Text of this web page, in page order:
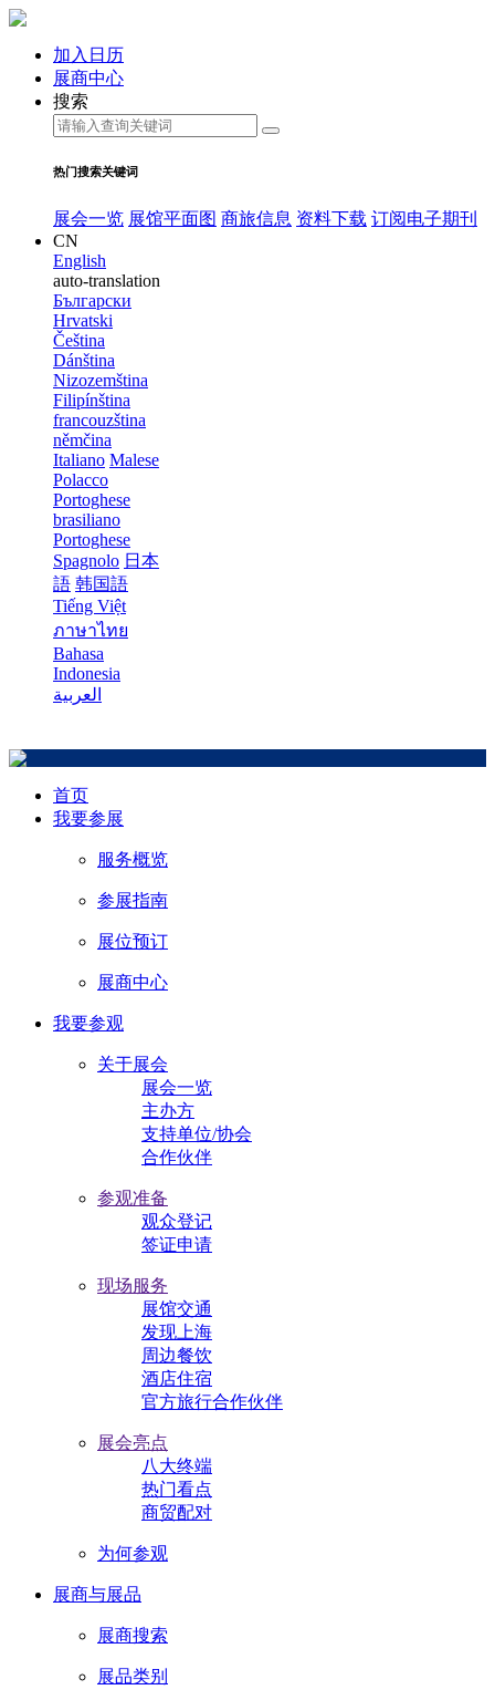
加入日历
展商中心
搜索
热门搜索关键词
展会一览 展馆平面图 商旅信息 资料下载 订阅电子期刊
CN
English
auto-translation
Български
Hrvatski
Čeština
Dánština
Nizozemština
Filipínština
francouzština
němčina
Italiano Malese
Polacco
Portoghese
brasiliano
Portoghese
Spagnolo 日本
語 韩国語
Tiếng Việt
ภาษาไทย
Bahasa
Indonesia
العربية
首页
我要参展
服务概览
参展指南
展位预订
展商中心
我要参观
关于展会
展会一览
主办方
支持单位/协会
合作伙伴
参观准备
观众登记
签证申请
现场服务
展馆交通
发现上海
周边餐饮
酒店住宿
官方旅行合作伙伴
展会亮点
八大终端
热门看点
商贸配对
为何参观
展商与展品
展商搜索
展品类别